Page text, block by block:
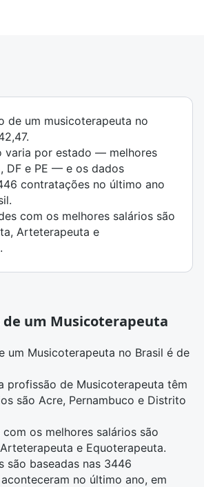
de um musicoterapeuta no
varia por estado — melhores
DF e PE — e os dados
contratações no último ano
com os melhores salários são
Arteterapeuta e
de um Musicoterapeuta
um Musicoterapeuta no Brasil é de
profissão de Musicoterapeuta têm
são Acre, Pernambuco e Distrito
os melhores salários são
e Equoterapeuta.
são baseadas nas 3446
no último ano, em